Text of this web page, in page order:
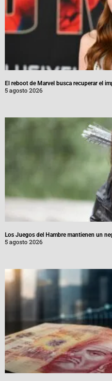
El reboot de Marvel busca recuperar el
5 agosto 2026
Los Juegos del Hambre mantienen un
5 agosto 2026